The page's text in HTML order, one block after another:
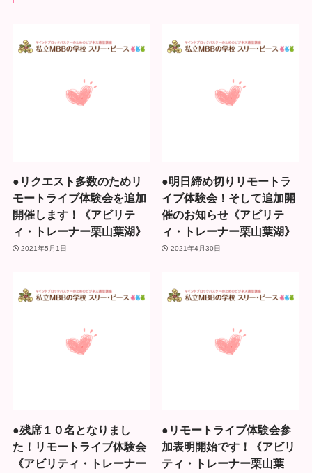
●リクエスト多数のためリ
モートライブ体験会を追加
開催します！《アビリテ
ィ・トレーナー栗山葉湖》
2021年5月1日
●明日締め切りリモートラ
イブ体験会！そして追加開
催のお知らせ《アビリテ
ィ・トレーナー栗山葉湖》
2021年4月30日
●残席１０名となりまし
た！リモートライブ体験会
《アビリティ・トレーナー
●リモートライブ体験会参
加表明開始です！《アビリ
ティ・トレーナー栗山葉